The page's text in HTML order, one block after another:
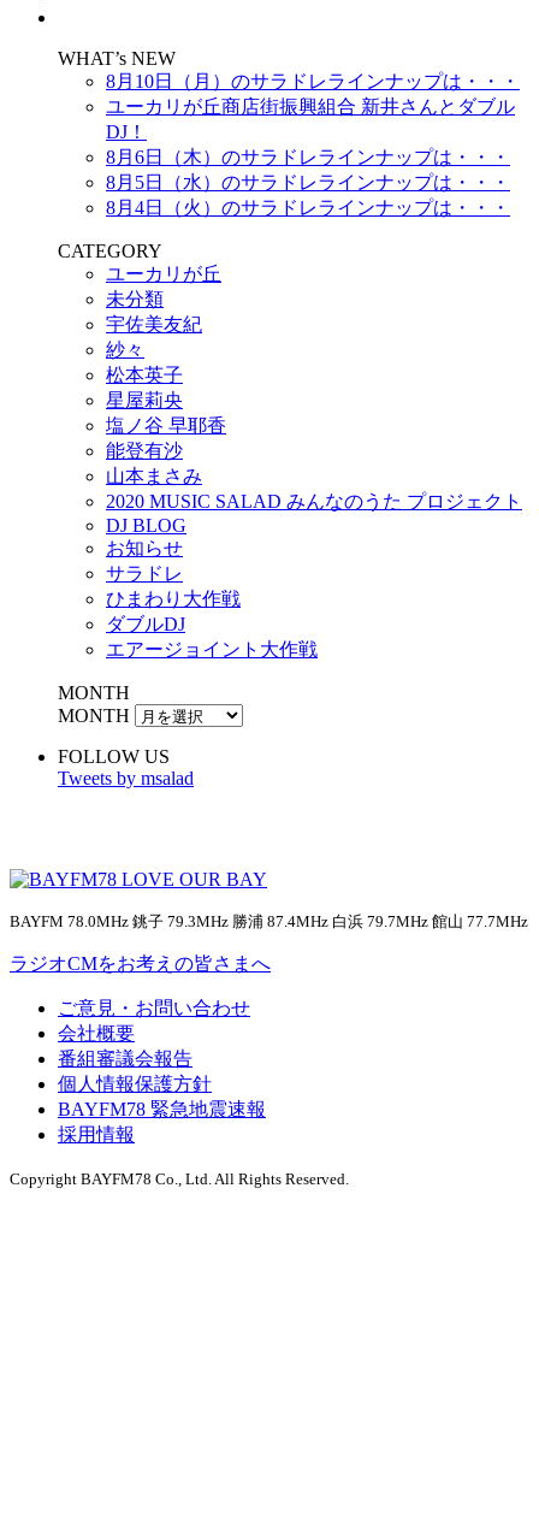
WHAT’s NEW
8月10日（月）のサラドレラインナップは・・・
ユーカリが丘商店街振興組合 新井さんとダブル
DJ！
8月6日（木）のサラドレラインナップは・・・
8月5日（水）のサラドレラインナップは・・・
8月4日（火）のサラドレラインナップは・・・
CATEGORY
ユーカリが丘
未分類
宇佐美友紀
紗々
松本英子
星屋莉央
塩ノ谷 早耶香
能登有沙
山本まさみ
2020 MUSIC SALAD みんなのうた プロジェクト
DJ BLOG
お知らせ
サラドレ
ひまわり大作戦
ダブルDJ
エアージョイント大作戦
MONTH
MONTH
FOLLOW US
Tweets by msalad
BAYFM 78.0MHz 銚子 79.3MHz 勝浦 87.4MHz 白浜 79.7MHz 館山 77.7MHz
ラジオCMをお考えの皆さまへ
ご意見・お問い合わせ
会社概要
番組審議会報告
個人情報保護方針
BAYFM78 緊急地震速報
採用情報
Copyright BAYFM78 Co., Ltd. All Rights Reserved.